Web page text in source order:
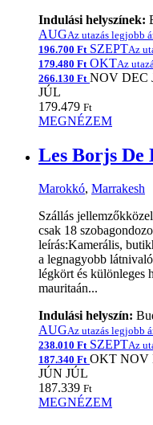
Indulási helyszínek:
AUGAz utazás legjobb
196.700 Ft SZEPTAz
179.480 Ft OKTAz
266.130 Ft NOV DEC
JÚL
179.479 Ft
MEGNÉZEM
Les Borjs De
Marokkó, Marrakesh
Szállás
csak 18
leírás:Kamerális,
a legnagyobb
légkört és különleges
mauritaán...
Indulási helyszín:
AUGAz utazás legjobb
238.010 Ft SZEPTAz
187.340 Ft OKT NOV
JÚN JÚL
187.339 Ft
MEGNÉZEM